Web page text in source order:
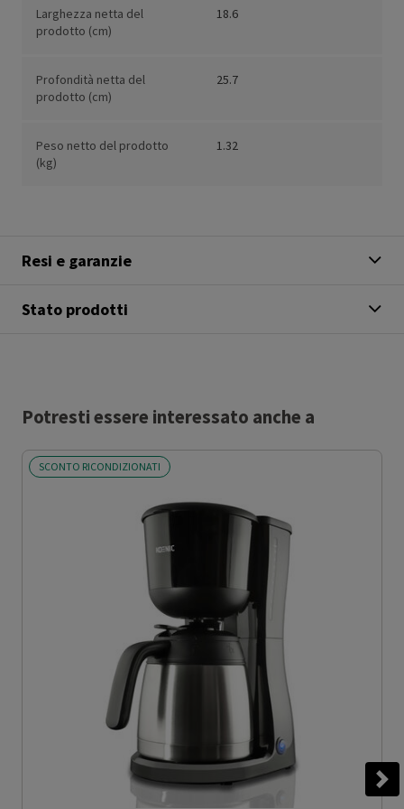
Larghezza netta del
prodotto (cm)
18.6
Profondità netta del
prodotto (cm)
25.7
Peso netto del prodotto
(kg)
1.32
Resi e garanzie
Stato prodotti
Potresti essere interessato anche a
SCONTO RICONDIZIONATI